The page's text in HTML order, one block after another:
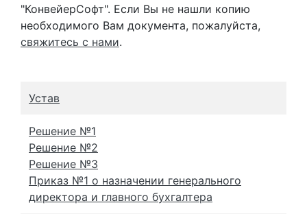
"КонвейерСофт". Если Вы не нашли копию
необходимого Вам документа, пожалуйста,
свяжитесь с нами.
Устав
Решение №1
Решение №2
Решение №3
Приказ №1 о назначении генерального
директора и главного бухгалтера